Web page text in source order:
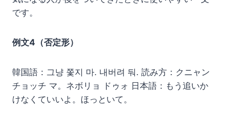
です。
例文4（否定形）
韓国語：그냥 쫓지 마. 내버려 둬. 読み方：クニャン
チョッチ マ。ネボリョ ドゥォ 日本語：もう追いか
けなくていいよ。ほっといて。